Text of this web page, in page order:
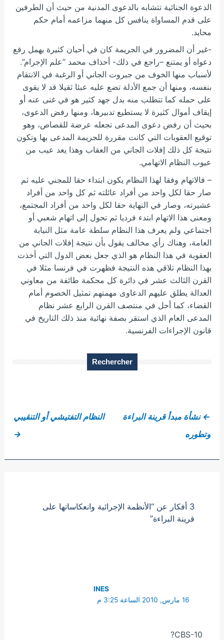
الدعوة الجنائية تتشابه بالدعوى المدنية من حيث أن الطرفين
على قدم المساواة ينافس كل منهما مزاعمه أمام حكم
محايد.
-غير أن المضرور في الجريمة كان في أحيان كثيرة يهمل رفع
دعواه أو يمتنع –راجع في ذلك- أحذاف محمد “علم الإجرام”.
لأسباب منها الخوف من جبروت الجاني أو الرغبة في الانتقام
بنفسه، ومنها أن جمع الأدلة تضع عليه عبئا ثقيلا قد لا يقوى
على حمله كما تتطلب منه بدل جهد كثير هو في غنى عنه أو
إيقاف أموال كثيرة لا يستطيع تدبيرها، ومنها رفض الدعوى،
بحيث أن رفض دعوى المدعى تجعله عرضة للقصاص، وهو
توقيع العقوبات التي كانت مقررة للجريمة المدعى بها وتكون
نتيجة كل ذلك إفلات الجاني من العقاب وهذا يعد عيب من
عيوب النظام الاتهامي.
– فالاتهام وفقا لهذا النظام يكون ابتداء حقا للمجني عليه ثم
صار حقا لكل واحد من أفراد عائلته ثم كل واحد من أفراد
عشيرته، وصار في النهاية حقا لكل واحد من أفراد المجتمع،
ومعنى هذا الاتهام ابتدء فرديا ثم تحول إلى اتهام شعبي أو
اجتماعي ولم يعرف هذا النظام سلطة عامة مثل النيابة
العامة، وهناك رأي مخالف يقول بأن نتيجة إفلات الجاني من
العقوبة في هذا النظام هو الذي جعل بعض الدول التي أخذت
بهذا النظام تلاقي هذه النتيجة فظهرت في فرنسا مثلا في
القرن الثالث عشر في دائرة كل محكمة طائفة من معاوني
العدالة يطلق عليهم الدعاوى مهمتهم تمثيل الخصوم أمام
القضاء، كما أحل في منتصف القرن الرابع عشر نظام
المدعى العام الذي استقر بصفة نهائية منذ ذلك التاريخ في
قانون الإجراءات الفرنسية.
Rechercher
← نشأة مبدأ قرينة البراءة
وتطوره
النظام التفتيشي أو التنقيبي
→
3 أفكار عن “الأنظمة الإجرائية وانعكاساتها على
قرينة البراءة”
INES
16 مارس, 2010 الساعة 3:25 م
CBS-10?